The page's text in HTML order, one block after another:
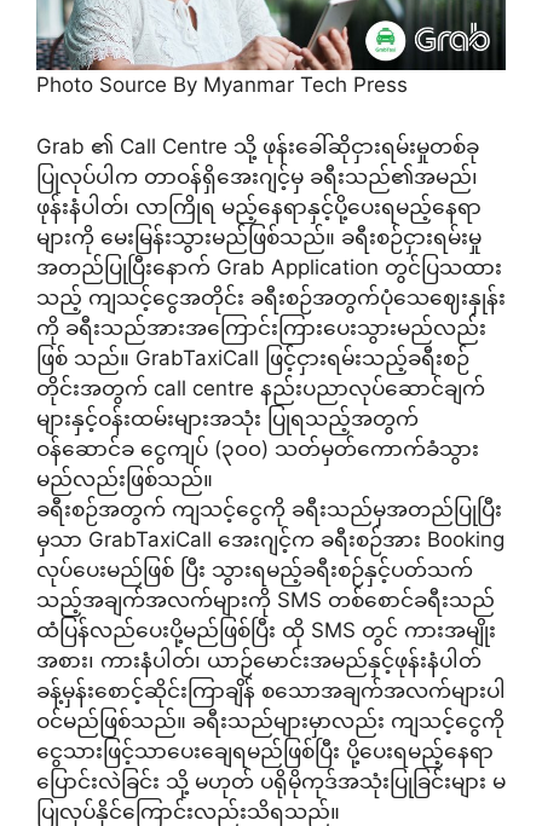
Photo Source By Myanmar Tech Press
Grab ၏ Call Centre သို့ ဖုန်းခေါ်ဆိုငှားရမ်းမှုတစ်ခု
ပြုလုပ်ပါက တာဝန်ရှိအေးဂျင့်မှ ခရီးသည်၏အမည်၊
ဖုန်းနံပါတ်၊ လာကြိုရ မည့်နေရာနှင့်ပို့ပေးရမည့်နေရာ
များကို မေးမြန်းသွားမည်ဖြစ်သည်။ ခရီးစဉ်ငှားရမ်းမှု
အတည်ပြုပြီးနောက် Grab Application တွင်ပြသထား
သည့် ကျသင့်ငွေအတိုင်း ခရီးစဉ်အတွက်ပုံသေဈေးနှုန်း
ကို ခရီးသည်အားအကြောင်းကြားပေးသွားမည်လည်း
ဖြစ် သည်။ GrabTaxiCall ဖြင့်ငှားရမ်းသည့်ခရီးစဉ်
တိုင်းအတွက် call centre နည်းပညာလုပ်ဆောင်ချက်
များနှင့်ဝန်းထမ်းများအသုံး ပြုရသည့်အတွက်
ဝန်ဆောင်ခ ငွေကျပ် (၃၀၀) သတ်မှတ်ကောက်ခံသွား
မည်လည်းဖြစ်သည်။
ခရီးစဉ်အတွက် ကျသင့်ငွေကို ခရီးသည်မှအတည်ပြုပြီး
မှသာ GrabTaxiCall အေးဂျင့်က ခရီးစဉ်အား Booking
လုပ်ပေးမည်ဖြစ် ပြီး သွားရမည့်ခရီးစဉ်နှင့်ပတ်သက်
သည့်အချက်အလက်များကို SMS တစ်စောင်ခရီးသည်
ထံပြန်လည်ပေးပို့မည်ဖြစ်ပြီး ထို SMS တွင် ကားအမျိုး
အစား၊ ကားနံပါတ်၊ ယာဉ်မောင်းအမည်နှင့်ဖုန်းနံပါတ်
ခန့်မှန်းစောင့်ဆိုင်းကြာချိန် စသောအချက်အလက်များပါ
ဝင်မည်ဖြစ်သည်။ ခရီးသည်များမှာလည်း ကျသင့်ငွေကို
ငွေသားဖြင့်သာပေးချေရမည်ဖြစ်ပြီး ပို့ပေးရမည့်နေရာ
ပြောင်းလဲခြင်း သို့ မဟုတ် ပရိုမိုကုဒ်အသုံးပြုခြင်းများ မ
ပြုလုပ်နိုင်ကြောင်းလည်းသိရသည်။